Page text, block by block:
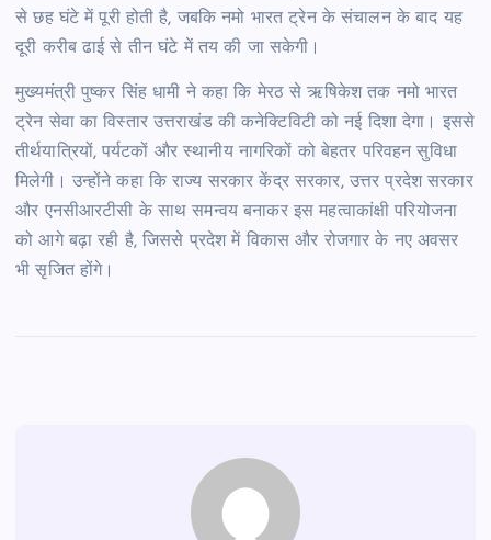
से छह घंटे में पूरी होती है, जबकि नमो भारत ट्रेन के संचालन के बाद यह
दूरी करीब ढाई से तीन घंटे में तय की जा सकेगी।
मुख्यमंत्री पुष्कर सिंह धामी ने कहा कि मेरठ से ऋषिकेश तक नमो भारत
ट्रेन सेवा का विस्तार उत्तराखंड की कनेक्टिविटी को नई दिशा देगा। इससे
तीर्थयात्रियों, पर्यटकों और स्थानीय नागरिकों को बेहतर परिवहन सुविधा
मिलेगी। उन्होंने कहा कि राज्य सरकार केंद्र सरकार, उत्तर प्रदेश सरकार
और एनसीआरटीसी के साथ समन्वय बनाकर इस महत्वाकांक्षी परियोजना
को आगे बढ़ा रही है, जिससे प्रदेश में विकास और रोजगार के नए अवसर
भी सृजित होंगे।